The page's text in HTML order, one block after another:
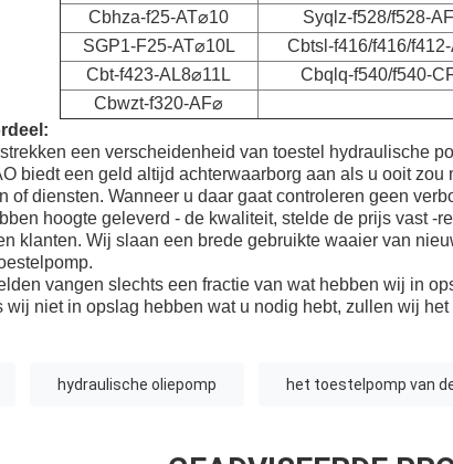
Cbhza-f25-AT⌀10
Syqlz-f528/f528-
SGP1-F25-AT⌀10L
Cbtsl-f416/f416/
Cbt-f423-AL8⌀11L
Cbqlq-f540/f540-
Cbwzt-f320-AF⌀
een verscheidenheid van toestel hydraulische
biedt een geld altijd achterwaarborg aan als u ooit
of diensten. Wanneer u daar gaat controleren geen
hoogte geleverd - de kwaliteit, stelde de prijs vast -
klanten. Wij slaan een brede gebruikte waaier van
vangen slechts een fractie van wat hebben wij in
wij niet in opslag hebben wat u nodig hebt, zullen wij het
hydraulische oliepomp het toestelpomp van